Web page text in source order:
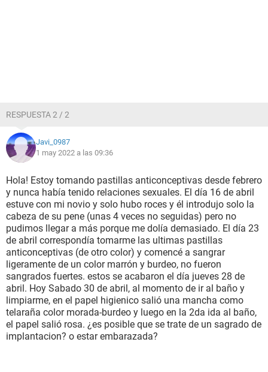
RESPUESTA 2 / 2
Javi_0987
1 may 2022 a las 09:36
Hola! Estoy tomando pastillas anticonceptivas desde febrero
y nunca había tenido relaciones sexuales. El día 16 de abril
estuve con mi novio y solo hubo roces y él introdujo solo la
cabeza de su pene (unas 4 veces no seguidas) pero no
pudimos llegar a más porque me dolía demasiado. El día 23
de abril correspondía tomarme las ultimas pastillas
anticonceptivas (de otro color) y comencé a sangrar
ligeramente de un color marrón y burdeo, no fueron
sangrados fuertes. estos se acabaron el día jueves 28 de
abril. Hoy Sabado 30 de abril, al momento de ir al baño y
limpiarme, en el papel higienico salió una mancha como
telaraña color morada-burdeo y luego en la 2da ida al baño,
el papel salió rosa. ¿es posible que se trate de un sagrado de
implantacion? o estar embarazada?